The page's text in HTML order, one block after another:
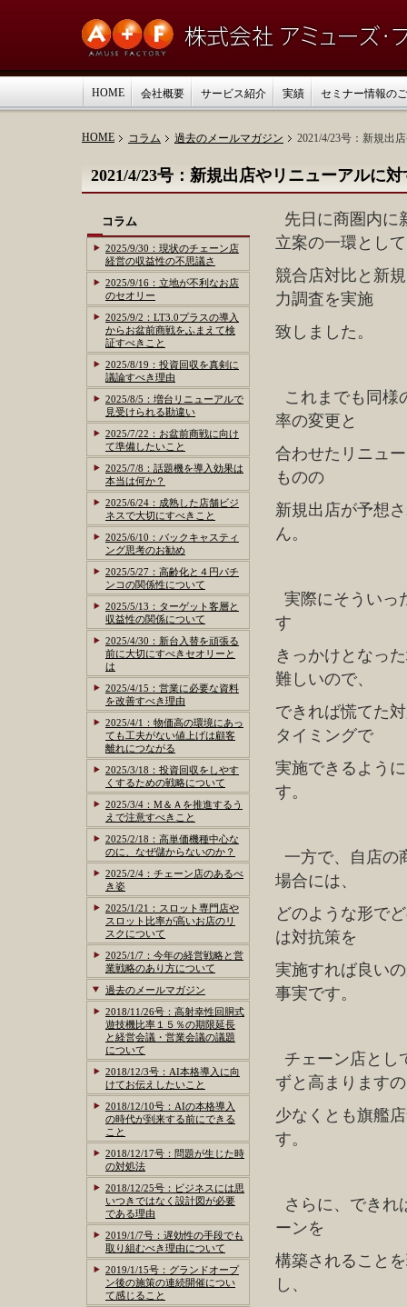
HOME 会社概要 サービス紹介 実績 セミナー情報の
HOME コラム 過去のメールマガジン 2021/4/23号：新規出
2021/4/23号：新規出店やリニューアルに
先日に商圏内に
立案の一環とし
競合店対比と新
力調査を実施
致しました。
これまでも同様
率の変更と
合わせたリニュ
ものの
新規出店が予想
ん。
実際にそういっ
す
きっかけとなっ
難しいので、
できれば慌てた
タイミングで
実施できるよう
す。
一方で、自店の
場合には、
どのような形で
は対抗策を
実施すれば良い
事実です。
チェーン店とし
ずと高まります
少なくとも旗艦
す。
さらに、できれ
ーンを
構築されること
し、
コラム
2025/9/30：現状のチェーン店
経営の収益性の不思議さ
2025/9/16：立地が不利なお店
のセオリー
2025/9/2：LT3.0プラスの導入
からお盆前商戦をふまえて検
証すべきこと
2025/8/19：投資回収を真剣に
議論すべき理由
2025/8/5：増台リニューアルで
見受けられる勘違い
2025/7/22：お盆前商戦に向け
て準備したいこと
2025/7/8：話題機を導入効果は
本当は何か？
2025/6/24：成熟した店舗ビジ
ネスで大切にすべきこと
2025/6/10：バックキャスティ
ング思考のお勧め
2025/5/27：高齢化と４円パチ
ンコの関係性について
2025/5/13：ターゲット客層と
収益性の関係について
2025/4/30：新台入替を頑張る
前に大切にすべきセオリーと
は
2025/4/15：営業に必要な資料
を改善すべき理由
2025/4/1：物価高の環境にあっ
ても工夫がない値上げは顧客
離れにつながる
2025/3/18：投資回収をしやす
くするための戦略について
2025/3/4：M＆Ａを推進するう
えで注意すべきこと
2025/2/18：高単価機種中心な
のに、なぜ儲からないのか？
2025/2/4：チェーン店のあるべ
き姿
2025/1/21：スロット専門店や
スロット比率が高いお店のリ
スクについて
2025/1/7：今年の経営戦略と営
業戦略のあり方について
過去のメールマガジン
2018/11/26号：高射幸性回胴式
遊技機比率１５％の期限延長
と経営会議・営業会議の議題
について
2018/12/3号：AI本格導入に向
けてお伝えしたいこと
2018/12/10号：AIの本格導入
の時代が到来する前にできる
こと
2018/12/17号：問題が生じた時
の対処法
2018/12/25号：ビジネスには思
いつきではなく設計図が必要
である理由
2019/1/7号：遅効性の手段でも
取り組むべき理由について
2019/1/15号：グランドオープ
ン後の施策の連続開催につい
て感じること